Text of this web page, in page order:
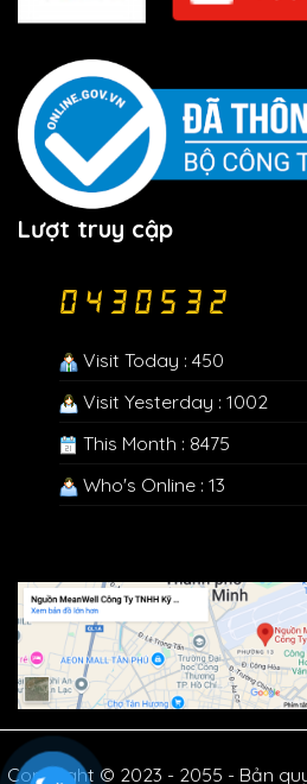
Lượt truy cập
Visit Today : 450
Visit Yesterday : 1002
This Month : 8475
Who's Online : 13
Copyright © 2023 - 2055 - Bản